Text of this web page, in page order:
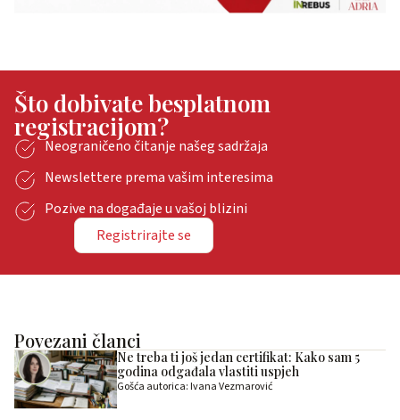
Što dobivate besplatnom
registracijom?
Neograničeno čitanje našeg sadržaja
Newslettere prema vašim interesima
Pozive na događaje u vašoj blizini
Registrirajte se
Povezani članci
Ne treba ti još jedan certifikat: Kako sam 5
godina odgađala vlastiti uspjeh
Gošća autorica: Ivana Vezmarović